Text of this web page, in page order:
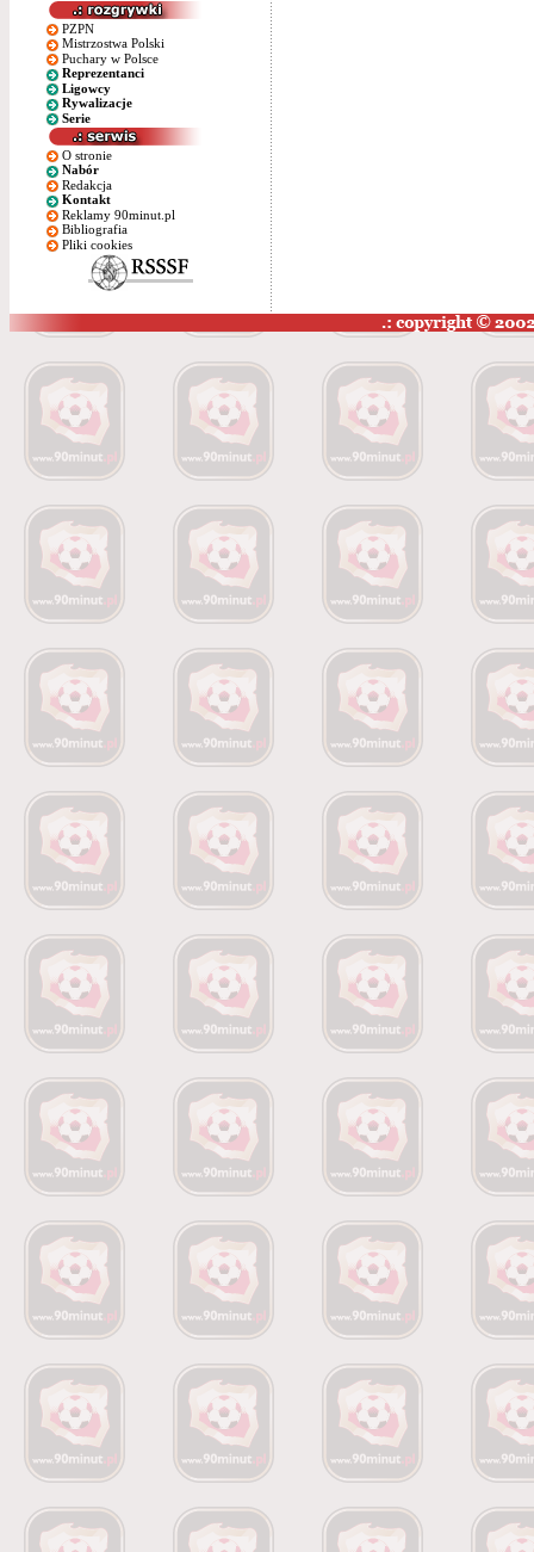
PZPN
Mistrzostwa Polski
Puchary w Polsce
Reprezentanci
Ligowcy
Rywalizacje
Serie
O stronie
Nabór
Redakcja
Kontakt
Reklamy 90minut.pl
Bibliografia
Pliki cookies